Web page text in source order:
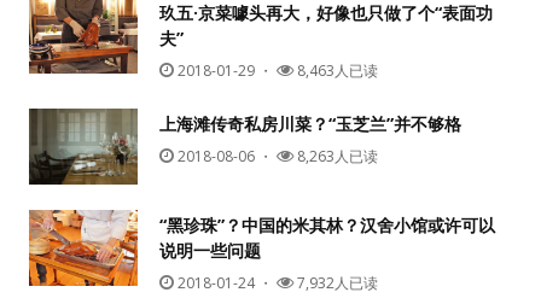
用户名或Email
玖五·京菜噱头再大，好像也只做了个“表面功
夫”
2018-01-29 ・ 8,463人已读
上海滩传奇私房川菜？“玉芝兰”并不够格
2018-08-06 ・ 8,263人已读
“黑珍珠”？中国的米其林？汉舍小馆或许可以
说明一些问题
2018-01-24・ 7,932人已读